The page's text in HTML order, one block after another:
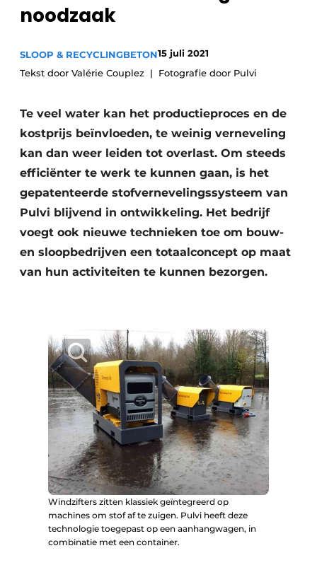
Privacy / Cookie statement
Vacatures
Video’s
noodzaak
SLOOP & RECYCLINGBETON15 juli 2021
Tekst door Valérie Couplez
Fotografie door Pulvi
Te veel water kan het productieproces en de
kostprijs beïnvloeden, te weinig verneveling
kan dan weer leiden tot overlast. Om steeds
efficiënter te werk te kunnen gaan, is het
gepatenteerde stofvernevelingssysteem van
Pulvi blijvend in ontwikkeling. Het bedrijf
voegt ook nieuwe technieken toe om bouw-
en sloopbedrijven een totaalconcept op maat
van hun activiteiten te kunnen bezorgen.
Windzifters zitten klassiek geïntegreerd op
machines om stof af te zuigen. Pulvi heeft deze
technologie toegepast op een aanhangwagen, in
combinatie met een container.